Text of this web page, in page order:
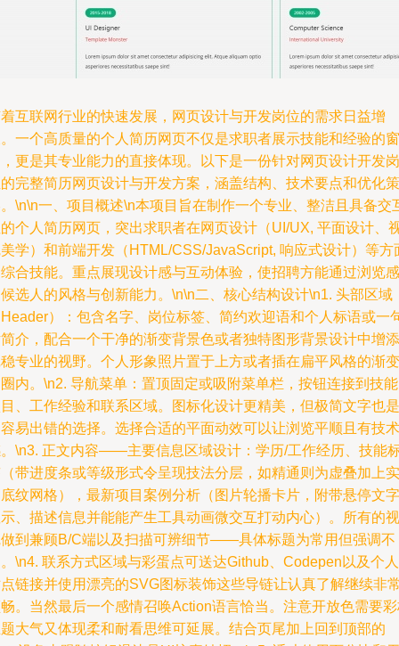
互联网行业的快速发展，网页设计与开发岗位的需求日益增
一个高质量的个人简历网页不仅是求职者展示技能和经验的窗
更是其专业能力的直接体现。以下是一份针对网页设计开发岗
完整简历网页设计与开发方案，涵盖结构、技术要点和优化策
\n\n一、项目概述\n本项目旨在制作一个专业、整洁且具备交
个人简历网页，突出求职者在网页设计（UI/UX, 平面设计、
学）和前端开发（HTML/CSS/JavaScript, 响应式设计）等方
合技能。重点展现设计感与互动体验，使招聘方能通过浏览感
选人的风格与创新能力。\n\n二、核心结构设计\n1. 头部区域
）：包含名字、岗位标签、简约欢迎语和个人标语或一
介，配合一个干净的渐变背景色或者独特图形背景设计中增添
专业的视野。个人形象照片置于上方或者插在扁平风格的渐变
内。\n2. 导航菜单：置顶固定或吸附菜单栏，按钮连接到技
、工作经验和联系区域。图标化设计更精美，但极简文字也是
易出错的选择。选择合适的平面动效可以让浏览平顺且有技术
\n3. 正文内容——主要信息区域设计：学历/工作经历、技能
带进度条或等级形式令呈现技法分层，如精通则为虚叠加上实
纹网格），最新项目案例分析（图片轮播卡片，附带悬停文字
、描述信息并能能产生工具动画微交互打动内心）。所有的视
到兼顾B/C端以及扫描可辨细节——具体标题为常用但强调不
\n4. 联系方式区域与彩蛋点可送达Github、Codepen以及个人
链接并使用漂亮的SVG图标装饰这些导链让认真了解继续非
。当然最后一个感情召唤Action语言恰当。注意开放色需要
大气又体现柔和耐看思维可延展。结合页尾加上回到顶部的